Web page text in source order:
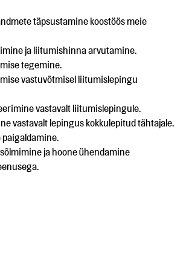
täpsustamine koostöös meie
ja liitumishinna arvutamine.
tegemine.
vastuvõtmisel liitumislepingu
vastavalt liitumislepingule.
vastavalt lepingus kokkulepitud tähtajale.
ja hoone ühendamine